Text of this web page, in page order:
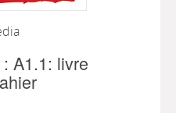
A1.1: livre